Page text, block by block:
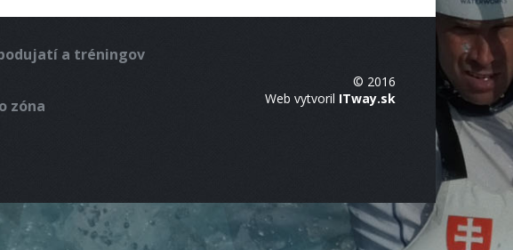
a tréningov
zóna
© 2016
Web vytvoril ITway.sk